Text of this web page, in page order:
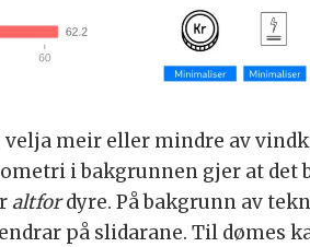
meir eller mindre av
i bakgrunnen gjer at det
altfordyre. På bakgrunn av
på slidarane. Til dømes